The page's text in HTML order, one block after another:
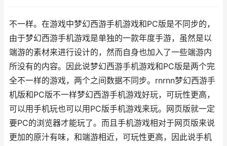
不一样。在游戏中梦幻西游手机游戏和PC版是不同步的，
由于梦幻西游手机游戏是单独的一款年度手游，虽然是以
端游的素材来进行设计的，然而自身也加入了一些端游内
所没有的内容。因此说梦幻西游手机游戏和PC版是两个完
全不一样的游戏，两个之间数据不同步。rnrnn梦幻西游手
机版和PC版不一样梦幻西游手机游戏好玩，可玩性更高，
可以用手机玩也可以用PC版手机游戏来玩。网页版就一定
要PC的浏览器才能玩了。而且手机游戏相对于网页版来说
更加的原汁有味，和端游相近，可玩性更高，因此说手机